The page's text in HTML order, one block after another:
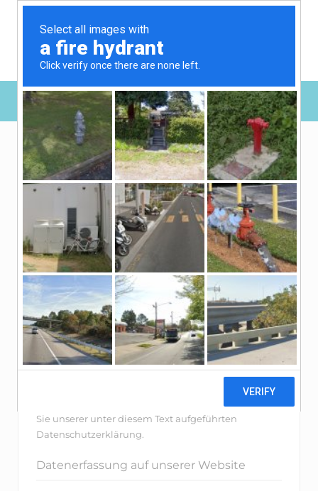
MENÜ
Datenschutz
1. Datenschutz auf einen Blick
Allgemeine Hinweise
Die folgenden Hinweise geben einen einfachen
Überblick darüber, was mit Ihren
personenbezogenen Daten passiert, wenn Sie
unsere Website besuchen. Personenbezogene
Daten sind alle Daten, mit denen Sie persönlich
Informationen zum Thema Datenschutz entnehmen
Sie unserer unter diesem Text aufgeführten
Datenschutzerklärung.
Datenerfassung auf unserer Website